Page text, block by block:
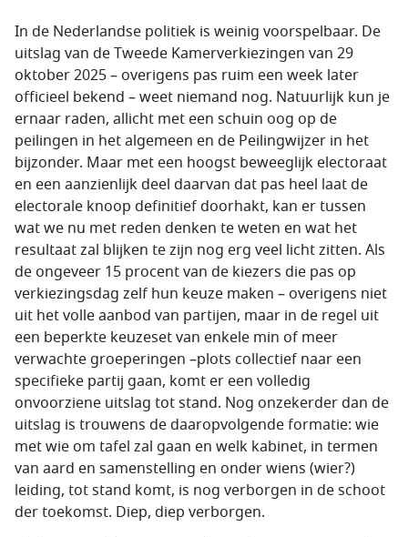
In de Nederlandse politiek is weinig voorspelbaar. De
uitslag van de Tweede Kamerverkiezingen van 29
oktober 2025 – overigens pas ruim een week later
officieel bekend – weet niemand nog. Natuurlijk kun je
ernaar raden, allicht met een schuin oog op de
peilingen in het algemeen en de Peilingwijzer in het
bijzonder. Maar met een hoogst beweeglijk electoraat
en een aanzienlijk deel daarvan dat pas heel laat de
electorale knoop definitief doorhakt, kan er tussen
wat we nu met reden denken te weten en wat het
resultaat zal blijken te zijn nog erg veel licht zitten. Als
de ongeveer 15 procent van de kiezers die pas op
verkiezingsdag zelf hun keuze maken – overigens niet
uit het volle aanbod van partijen, maar in de regel uit
een beperkte keuzeset van enkele min of meer
verwachte groeperingen –plots collectief naar een
specifieke partij gaan, komt er een volledig
onvoorziene uitslag tot stand. Nog onzekerder dan de
uitslag is trouwens de daaropvolgende formatie: wie
met wie om tafel zal gaan en welk kabinet, in termen
van aard en samenstelling en onder wiens (wier?)
leiding, tot stand komt, is nog verborgen in de schoot
der toekomst. Diep, diep verborgen.